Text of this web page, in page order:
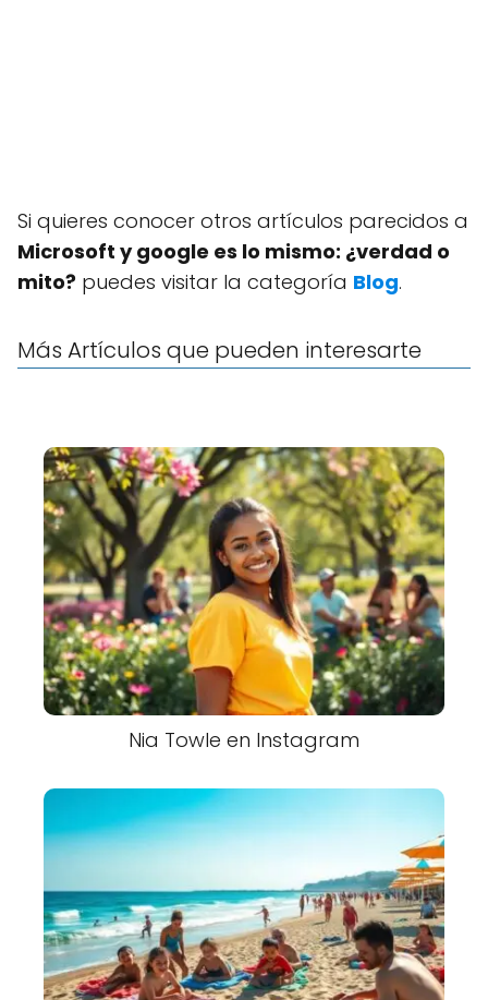
Si quieres conocer otros artículos parecidos a
Microsoft y google es lo mismo: ¿verdad o
mito? puedes visitar la categoría Blog.
Más Artículos que pueden interesarte
Nia Towle en Instagram